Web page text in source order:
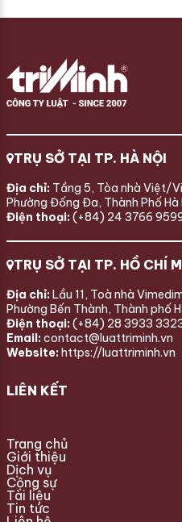
TRỤ SỞ TẠI TP. HÀ NỘI
Địa chỉ: Tầng 5, Tòa nhà Việt/
Phường Đống Đa, Thành Phố Hà
Điện thoại: (+84) 24 3766
TRỤ SỞ TẠI TP. HỒ CHÍ
Địa chỉ: Lầu 11, Toà nhà
Phường Bến Thành, Thành phố
Điện thoại: (+84) 28 3933
Email: contact@luattriminh.vn
Website: https://luattriminh.vn
LIÊN KẾT
Trang chủ
Giới thiệu
Dịch vụ
Cộng sự
Tài liệu
Tin tức